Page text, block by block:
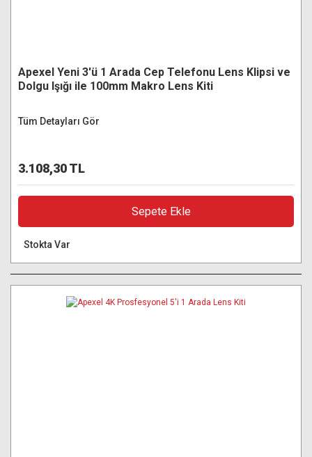
Apexel Yeni 3'ü 1 Arada Cep Telefonu Lens Klipsi ve
Dolgu Işığı ile 100mm Makro Lens Kiti
Tüm Detayları Gör
3.108,30 TL
Sepete Ekle
Stokta Var